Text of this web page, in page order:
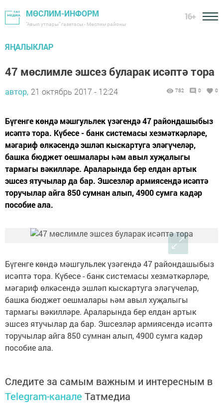
МӨСЛИМ-ИНФОРМ
"Авыл утлары" газетасы - Мөслим районы
16+
ЯҢАЛЫКЛАР
47 мөслимле эшсез буларак исәптә тора
автор, 21 октябрь 2017 - 12:24 782 0 0
Бүгенге көндә мәшгульлек үзәгендә 47 райондашыбыз
исәптә тора. Күбесе - банк системасы хезмәткәрләре,
мәгариф өлкәсендә эшләп кыскартуга эләгүчеләр,
башка бюджет оешмалары һәм авыл хуҗалыгы
тармагы вәкилләре. Араларында бер елдан артык
эшсез ятучылар да бар. Эшсезләр армиясендә исәптә
торучылар айга 850 сумнан алып, 4900 сумга кадәр
пособие ала.
Бүгенге көндә мәшгульлек үзәгендә 47 райондашыбыз
исәптә тора. Күбесе - банк системасы хезмәткәрләре,
мәгариф өлкәсендә эшләп кыскартуга эләгүчеләр,
башка бюджет оешмалары һәм авыл хуҗалыгы
тармагы вәкилләре. Араларында бер елдан артык
эшсез ятучылар да бар. Эшсезләр армиясендә исәптә
торучылар айга 850 сумнан алып, 4900 сумга кадәр
пособие ала.
Следите за самым важным и интересным в
Telegram-канале Татмедиа